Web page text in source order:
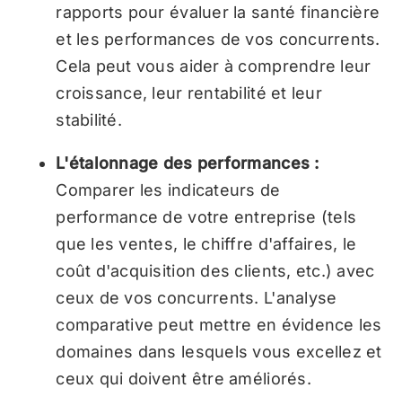
rapports pour évaluer la santé financière
et les performances de vos concurrents.
Cela peut vous aider à comprendre leur
croissance, leur rentabilité et leur
stabilité.
L'étalonnage des performances :
Comparer les indicateurs de
performance de votre entreprise (tels
que les ventes, le chiffre d'affaires, le
coût d'acquisition des clients, etc.) avec
ceux de vos concurrents. L'analyse
comparative peut mettre en évidence les
domaines dans lesquels vous excellez et
ceux qui doivent être améliorés.